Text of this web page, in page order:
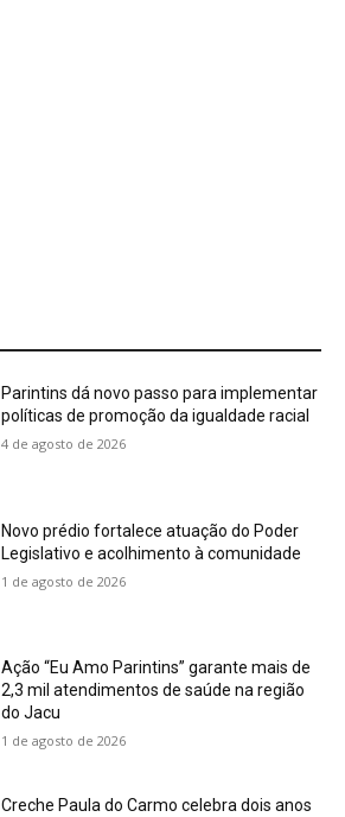
Parintins dá novo passo para implementar
políticas de promoção da igualdade racial
4 de agosto de 2026
Novo prédio fortalece atuação do Poder
Legislativo e acolhimento à comunidade
1 de agosto de 2026
Ação “Eu Amo Parintins” garante mais de
2,3 mil atendimentos de saúde na região
do Jacu
1 de agosto de 2026
Creche Paula do Carmo celebra dois anos